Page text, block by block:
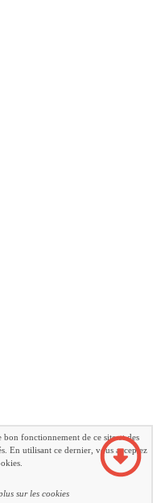
bon fonctionnement de ce site et des
En utilisant ce dernier, vous acceptez
sur les cookies